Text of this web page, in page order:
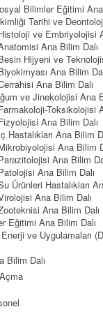
Bilimler Eğitimi
Tarihi ve
ve Embriyolojisi
Ana Bilim Dalı
Hijyeni ve
Ana Bilim
Ana Bilim Dalı
ve Jinekolojisi Ana
Toksikolojisi
Ana Bilim Dalı
Hastalıkları Ana Bilim
Ana Bilim
Ana Bilim
Ana Bilim Dalı
Ürünleri Hastalıkları
Ana Bilim Dalı
Ana Bilim Dalı
Eğitimi Ana Bilim Dalı
ve Uygulamaları
Bilim Dalı